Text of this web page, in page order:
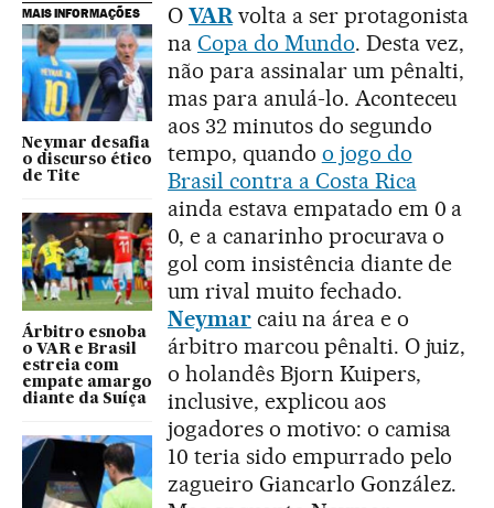
MAIS INFORMAÇÕES
Neymar desafia
o discurso ético
de Tite
Árbitro esnoba
o VAR e Brasil
estreia com
empate amargo
diante da Suíça
O VARvolta a ser protagonista
na Copa do Mundo. Desta vez,
não para assinalar um pênalti,
mas para anulá-lo. Aconteceu
aos 32 minutos do segundo
tempo, quando o jogo do
Brasil contra a Costa Rica
ainda estava empatado em 0 a
0, e a canarinho procurava o
gol com insistência diante de
um rival muito fechado.
Neymarcaiu na área e o
árbitro marcou pênalti. O juiz,
o holandês Bjorn Kuipers,
inclusive, explicou aos
jogadores o motivo: o camisa
10 teria sido empurrado pelo
zagueiro Giancarlo González.